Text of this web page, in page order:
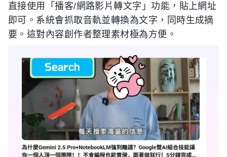
直接使用「播客/網路影片轉文字」功能，貼上網址
即可。系統會抓取音軌並轉換為文字，同時生成摘
要。這對內容創作者整理素材極為方便。